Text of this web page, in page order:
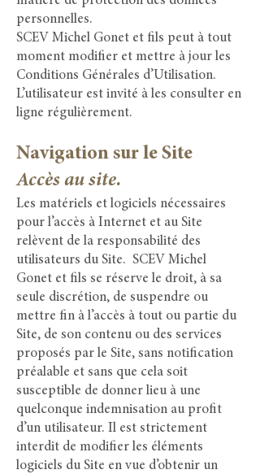
personnelles.
SCEV Michel Gonet et fils peut à tout
moment modifier et mettre à jour les
Conditions Générales d’Utilisation.
L’utilisateur est invité à les consulter en
ligne régulièrement.
Navigation sur le Site
Accès au site.
Les matériels et logiciels nécessaires
pour l’accès à Internet et au Site
relèvent de la responsabilité des
utilisateurs du Site. SCEV Michel
Gonet et fils se réserve le droit, à sa
seule discrétion, de suspendre ou
mettre fin à l’accès à tout ou partie du
Site, de son contenu ou des services
proposés par le Site, sans notification
préalable et sans que cela soit
susceptible de donner lieu à une
quelconque indemnisation au profit
d’un utilisateur. Il est strictement
interdit de modifier les éléments
logiciels du Site en vue d’obtenir un